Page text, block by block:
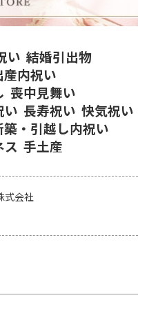
い 結婚引出物
産内祝い
喪中見舞い
い 長寿祝い 快気祝い
築・引越し内祝い
ス 手土産
式会社